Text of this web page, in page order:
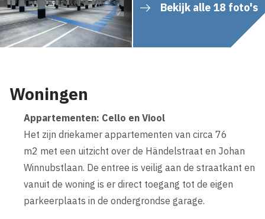
Bekijk alle 18 foto's
Woningen
Appartementen: Cello en Viool
Het zijn driekamer appartementen van circa 76
m2 met een uitzicht over de Händelstraat en Johan
Winnubstlaan. De entree is veilig aan de straatkant en
vanuit de woning is er direct toegang tot de eigen
parkeerplaats in de ondergrondse garage.